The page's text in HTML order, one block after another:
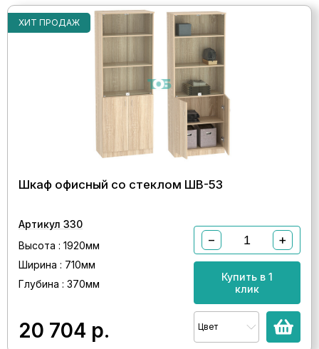
ХИТ ПРОДАЖ
Шкаф офисный со стеклом ШВ-53
Артикул 330
Высота : 1920мм
Ширина : 710мм
Глубина : 370мм
20 704 р.
− +
Купить в 1
клик
Цвет